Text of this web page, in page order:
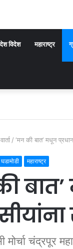
देश विदेश महाराष्ट्र
/ ‘मन की बात’ मधून
महाराष्ट्र
बात’
मोर्चा चंद्रपूर